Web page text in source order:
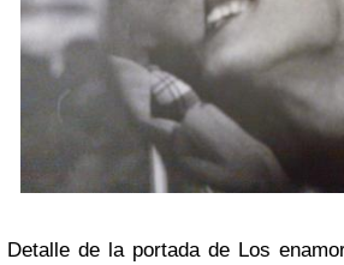
Detalle de la portada de Los